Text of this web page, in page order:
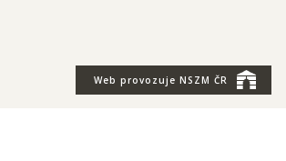
Web provozuje NSZM ČR